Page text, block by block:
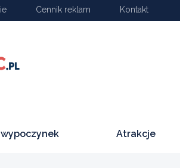
Cennik reklam Kontakt
Atrakcje